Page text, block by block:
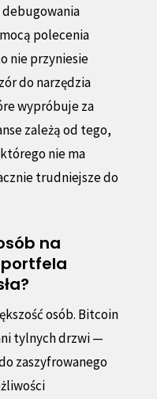
polecenia
nie przyniesie
do narzędzia
wypróbuje za
zależą od tego,
nie ma
trudniejsze do
na
osób. Bitcoin
tylnych drzwi —
zaszyfrowanego